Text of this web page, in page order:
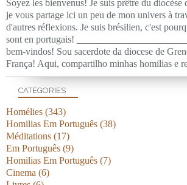
Soyez les bienvenus! Je suis prêtre du
je vous partage ici un peu de mon univers à
d'autres réflexions. Je suis brésilien, c'est
sont en portugais!
bem-vindos! Sou sacerdote da diocese de
França! Aqui, compartilho minhas homilias e
CATÉGORIES
Homélies (343)
Homilias Em Português (38)
Méditations (17)
Em Português (9)
Homilias Em Português (7)
Cinema (6)